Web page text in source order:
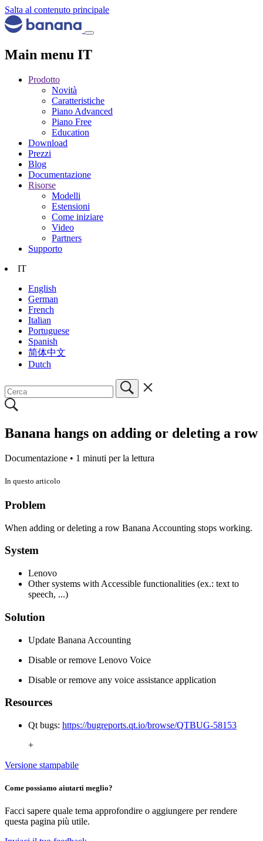
Salta al contenuto principale
Main menu IT
Prodotto
Novità
Caratteristiche
Piano Advanced
Piano Free
Education
Download
Prezzi
Blog
Documentazione
Risorse
Modelli
Estensioni
Come iniziare
Video
Partners
Supporto
IT
English
German
French
Italian
Portuguese
Spanish
简体中文
Dutch
Banana hangs on adding or deleting a row
Documentazione • 1 minuti per la lettura
In questo articolo
Problem
When adding or deleting a row Banana Accounting stops working.
System
Lenovo
Other systems with Accessible functionalities (ex.: text to
speech, ...)
Solution
Update Banana Accounting
Disable or remove Lenovo Voice
Disable or remove any voice assistance application
Resources
Qt bugs: https://bugreports.qt.io/browse/QTBUG-58153
+
Versione stampabile
Come possiamo aiutarti meglio?
Facci sapere quale tema approfondire o aggiungere per rendere
questa pagina più utile.